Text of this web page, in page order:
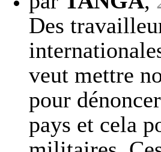
Des
veut mettre
pour
pays et cela